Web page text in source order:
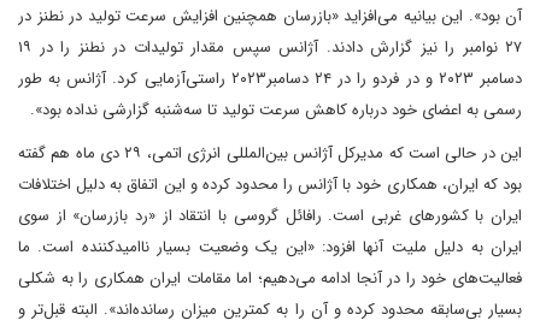
آن بود». این بیانیه می‌افزاید «بازرسان همچنین افزایش سرعت تولید در نطنز در
۲۷ نوامبر را نیز گزارش دادند. آژانس سپس مقدار تولیدات در نطنز را در ۱۹
دسامبر ۲۰۲۳ و در فردو را در ۲۴ دسامبر۲۰۲۳ راستی‌آزمایی کرد. آژانس به طور
رسمی به اعضای خود درباره کاهش سرعت تولید تا سه‌شنبه گزارشی نداده بود».
این در حالی است که مدیرکل آژانس بین‌المللی انرژی اتمی، ۲۹ دی ماه هم گفته
بود که ایران، همکاری خود با آژانس را محدود کرده و این اتفاق به دلیل اختلافات
ایران با کشورهای غربی است. رافائل گروسی با انتقاد از «رد بازرسان» از سوی
ایران به دلیل ملیت آنها افزود: «این یک وضعیت بسیار ناامیدکننده است. ما
فعالیت‌های خود را در آنجا ادامه می‌دهیم؛ اما مقامات ایران همکاری را به شکلی
بسیار بی‌سابقه محدود کرده و آن را به کمترین میزان رسانده‌اند». البته قبل‌تر و